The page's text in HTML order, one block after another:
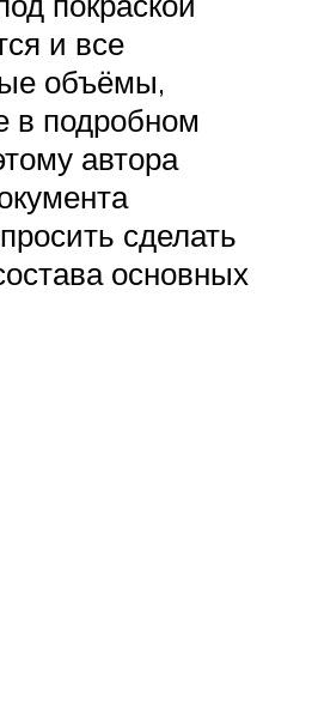
и все
объёмы,
в подробном
автора
сделать
основных